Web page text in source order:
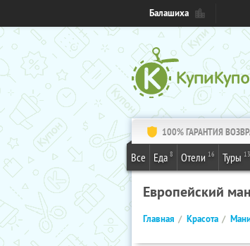
Балашиха
100% ГАРАНТИЯ
Все Еда 8 Отели 16 Туры 13
Европейский
Главная Красота